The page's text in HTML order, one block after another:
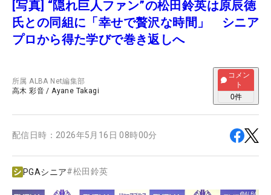
[写真] “隠れ巨人ファン”の松田鈴英は原辰徳
氏との同組に「幸せで贅沢な時間」 シニア
プロから得た学びで巻き返しへ
所属ALBA Net編集部
高木 彩音 /Ayane Takagi
コメン
ト
0件
配信日時： 2026年5月16日 08時00分
PGAシニア#松田鈴英